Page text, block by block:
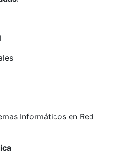
Informáticos en Red